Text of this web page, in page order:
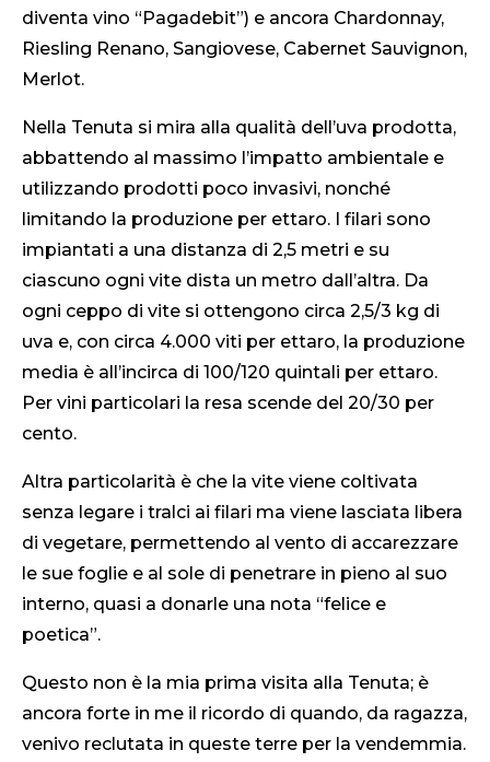
diventa vino “Pagadebit”) e ancora Chardonnay,
Riesling Renano, Sangiovese, Cabernet Sauvignon,
Merlot.
Nella Tenuta si mira alla qualità dell’uva prodotta,
abbattendo al massimo l’impatto ambientale e
utilizzando prodotti poco invasivi, nonché
limitando la produzione per ettaro. I filari sono
impiantati a una distanza di 2,5 metri e su
ciascuno ogni vite dista un metro dall’altra. Da
ogni ceppo di vite si ottengono circa 2,5/3 kg di
uva e, con circa 4.000 viti per ettaro, la produzione
media è all’incirca di 100/120 quintali per ettaro.
Per vini particolari la resa scende del 20/30 per
cento.
Altra particolarità è che la vite viene coltivata
senza legare i tralci ai filari ma viene lasciata libera
di vegetare, permettendo al vento di accarezzare
le sue foglie e al sole di penetrare in pieno al suo
interno, quasi a donarle una nota “felice e
poetica”.
Questo non è la mia prima visita alla Tenuta; è
ancora forte in me il ricordo di quando, da ragazza,
venivo reclutata in queste terre per la vendemmia.